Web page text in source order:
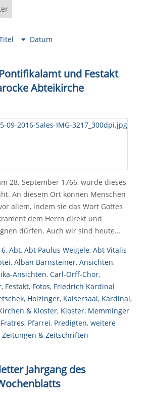
Datum
und Festakt
Abteikirche
28. September 1766, wurde dieses
An diesem Ort können Menschen
allem, indem sie das Wort Gottes
dem Herrn direkt und
dürfen. Auch wir sind heute…
, Abt, Abt Paulus Weigele, Abt Vitalis
, Alban Barnsteiner, Ansichten,
Ansichten, Carl-Orff-Chor,
, Festakt, Fotos, Friedrich Kardinal
, Holzinger, Kaisersaal, Kardinal,
& Kloster, Kloster, Memminger
, Pfarrei, Predigten, weitere
Zeitungen & Zeitschriften
Jahrgang des